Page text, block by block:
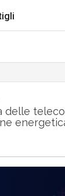
delle